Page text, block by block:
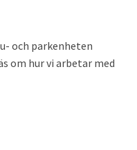
och parkenheten
om hur vi arbetar med